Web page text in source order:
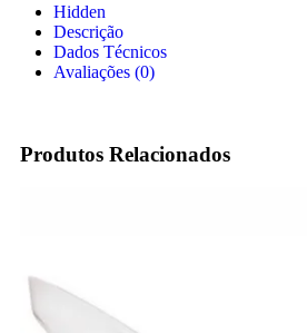
Hidden
Descrição
Dados Técnicos
Avaliações (0)
Produtos Relacionados